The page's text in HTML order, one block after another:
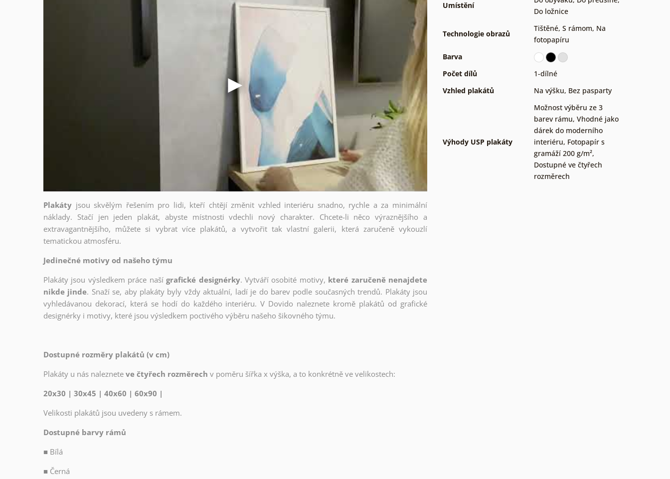
Plakáty jsou skvělým řešením pro lidi, kteří chtějí změnit vzhled interiéru snadno, rychle a za minimální
náklady. Stačí jen jeden plakát, abyste místnosti vdechli nový charakter. Chcete-li něco výraznějšího a
extravagantnějšího, můžete si vybrat více plakátů, a vytvořit tak vlastní galerii, která zaručeně vykouzlí
tematickou atmosféru.
Jedinečné motivy od našeho týmu
Plakáty jsou výsledkem práce naší grafické designérky. Vytváří osobité motivy, které zaručeně nenajdete
nikde jinde. Snaží se, aby plakáty byly vždy aktuální, ladí je do barev podle současných trendů. Plakáty jsou
vyhledávanou dekorací, která se hodí do každého interiéru. V Dovido naleznete kromě plakátů od grafické
designérky i motivy, které jsou výsledkem poctivého výběru našeho šikovného týmu.
Dostupné rozměry plakátů (v cm)
Plakáty u nás naleznete ve čtyřech rozměrech v poměru šířka x výška, a to konkrétně ve velikostech:
20x30 | 30x45 | 40x60 | 60x90 |
Velikosti plakátů jsou uvedeny s rámem.
Dostupné barvy rámů
■ Bílá
■ Černá
Umístění
Do ložnice
Technologie obrazů
Tištěné, S rámom, Na
fotopapíru
Barva
Počet dílů
1-dílné
Vzhled plakátů
Na výšku, Bez pasparty
Výhody USP plakáty
Možnost výběru ze 3
barev rámu, Vhodné jako
dárek do moderního
interiéru, Fotopapír s
gramáží 200 g/m²,
Dostupné ve čtyřech
rozměrech